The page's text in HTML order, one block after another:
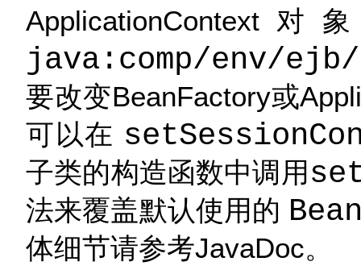
ApplicationContext
java:comp/env/ejb/
要改变BeanFactory或
可以在
子类的构造函数中调用
法来覆盖默认使用的
体细节请参考JavaDoc。